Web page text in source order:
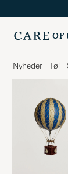
Nyheder Tøj